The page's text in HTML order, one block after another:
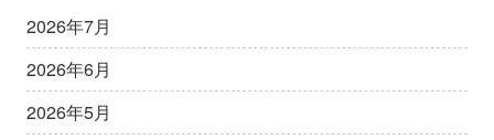
2026年7月
2026年6月
2026年5月